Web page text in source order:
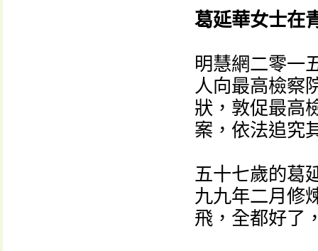
葛延華女士在
明慧網二零一
人向最高檢察
狀，敦促最高
案，依法追究
五十七歲的葛
九九年二月修
飛，全都好了